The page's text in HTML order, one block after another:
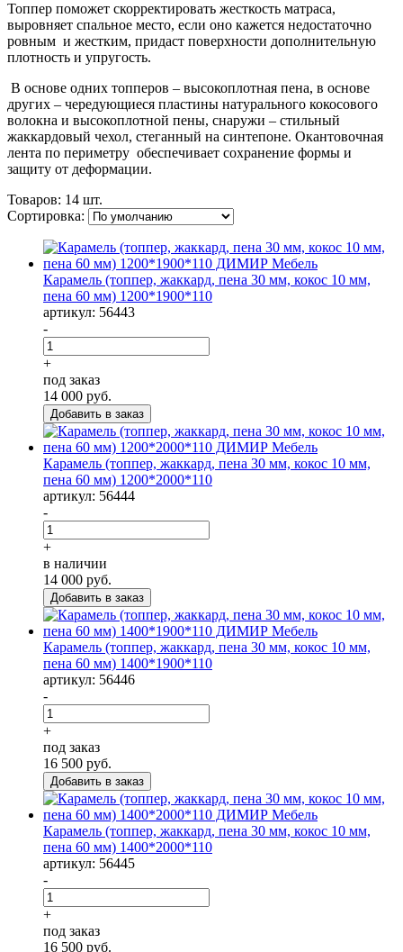
Топпер поможет скорректировать жесткость матраса,
выровняет спальное место, если оно кажется недостаточно
ровным и жестким, придаст поверхности дополнительную
плотность и упругость.
В основе одних топперов – высокоплотная пена, в основе
других – чередующиеся пластины натурального кокосового
волокна и высокоплотной пены, снаружи – стильный
жаккардовый чехол, стеганный на синтепоне. Окантовочная
лента по периметру обеспечивает сохранение формы и
защиту от деформации.
Товаров: 14 шт.
Сортировка:
Карамель (топпер, жаккард, пена 30 мм, кокос 10 мм,
пена 60 мм) 1200*1900*110
артикул: 56443
-
+
под заказ
14 000 руб.
Карамель (топпер, жаккард, пена 30 мм, кокос 10 мм,
пена 60 мм) 1200*2000*110
артикул: 56444
-
+
в наличии
14 000 руб.
Карамель (топпер, жаккард, пена 30 мм, кокос 10 мм,
пена 60 мм) 1400*1900*110
артикул: 56446
-
+
под заказ
16 500 руб.
Карамель (топпер, жаккард, пена 30 мм, кокос 10 мм,
пена 60 мм) 1400*2000*110
артикул: 56445
-
+
под заказ
16 500 руб.